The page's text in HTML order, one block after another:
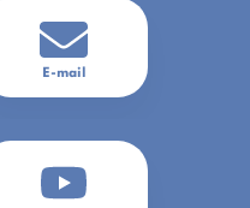
E-mail